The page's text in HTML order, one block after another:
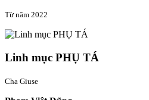
Từ năm 2022
Linh mục PHỤ TÁ
Cha Giuse